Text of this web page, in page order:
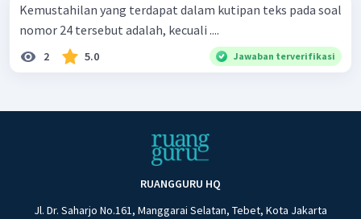
Kemustahilan yang terdapat dalam kutipan teks pada soal
nomor 24 tersebut adalah, kecuali ....
2 5.0 Jawaban terverifikasi
RUANGGURU HQ
Jl. Dr. Saharjo No.161, Manggarai Selatan, Tebet, Kota Jakarta